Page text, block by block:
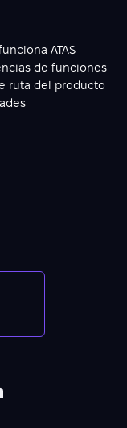
ATAS
de funciones
ruta del producto